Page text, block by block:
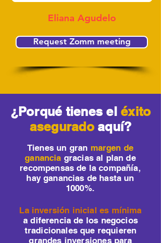
Eliana Agudelo
Request Zomm meeting
¿Porqué tienes eléxito
aseguradoaquí?
Tienes un gran margen de
ganancia gracias al plan de
recompensas de la compañía,
hay ganancias de hasta un
1000%.
La inversión inicial es mínima
a diferencia de los negocios
tradicionales que requieren
grandes inversiones para